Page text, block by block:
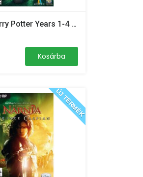
LEGO Harry Potter Years 1-4 - PC
Kosárba
ÚJ TERMÉK